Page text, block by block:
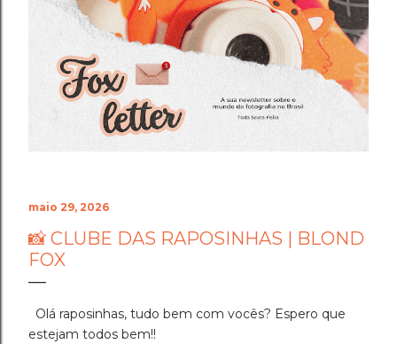
recebê-las. Eu espero as suas obras de arte, ein?!
Beijos da raposa e até a próxima!!
maio 29, 2026
📸 CLUBE DAS RAPOSINHAS | BLOND
FOX
Olá raposinhas, tudo bem com vocês? Espero que
estejam todos bem!!